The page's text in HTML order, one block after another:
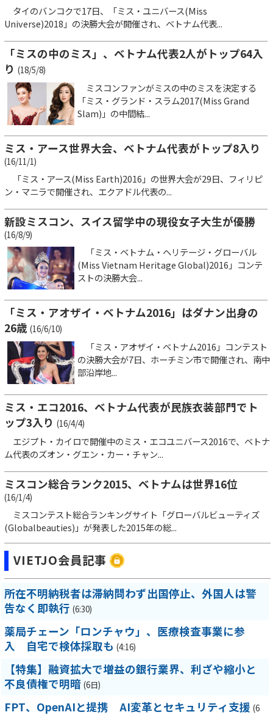
タイのバンコクで17日、「ミス・ユニバース(Miss
Universe)2018」の決勝大会が開催され、ベトナム代表...
「ミスの中のミス」、ベトナム代表2人がトップ64入
り (18/5/8)
ミスコンファンがミスの中のミスを決定する
「ミス・グランド・スラム2017(Miss Grand
Slam)」の中間結...
ミス・アース世界大会、ベトナム代表がトップ8入り
(16/11/1)
「ミス・アース(Miss Earth)2016」の世界大会が29日、フィリピ
ン・マニラで開催され、エクアドル代表の...
新設ミスコン、スイス留学中の現役女子大生が優勝
(16/8/9)
「ミス・ベトナム・ヘリテージ・グローバル
(Miss Vietnam Heritage Global)2016」コンテ
ストの決勝大会...
「ミス・アオザイ・ベトナム2016」はダナン出身の
26歳 (16/6/10)
「ミス・アオザイ・ベトナム2016」コンテスト
の決勝大会が7日、ホーチミン市で開催され、南中
部沿岸地...
ミス・エコ2016、ベトナム代表が民族衣装部門でト
ップ3入り (16/4/4)
エジプト・カイロで開催中のミス・エコユニバース2016で、ベトナ
ム代表のズオン・グエン・カー・チャン...
ミスコン総合ランク2015、ベトナムは世界16位
(16/1/4)
ミスコンテスト総合ランキングサイト「グローバルビューティズ
(Globalbeauties)」が発表した2015年の総...
VIETJO会員記事
所在不明納税者は滞納問わず出国停止、外国人は警
告なく即執行 (6:30)
薬局チェーン「ロンチャウ」、医療検査事業に参
入 自宅で検体採取も (4:16)
【特集】融資拡大で増益の銀行業界、利ざや縮小と
不良債権で明暗 (6日)
FPT、OpenAIと提携 AI変革とセキュリティ支援 (6